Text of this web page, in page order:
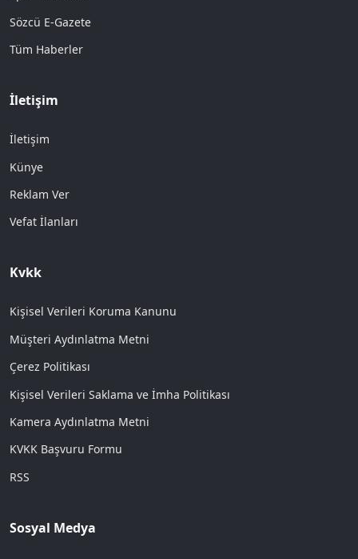
Sözcü E-Gazete
Tüm Haberler
İletişim
İletişim
Künye
Reklam Ver
Vefat İlanları
Kvkk
Kişisel Verileri Koruma Kanunu
Müşteri Aydınlatma Metni
Çerez Politikası
Kişisel Verileri Saklama ve İmha Politikası
Kamera Aydınlatma Metni
KVKK Başvuru Formu
RSS
Sosyal Medya